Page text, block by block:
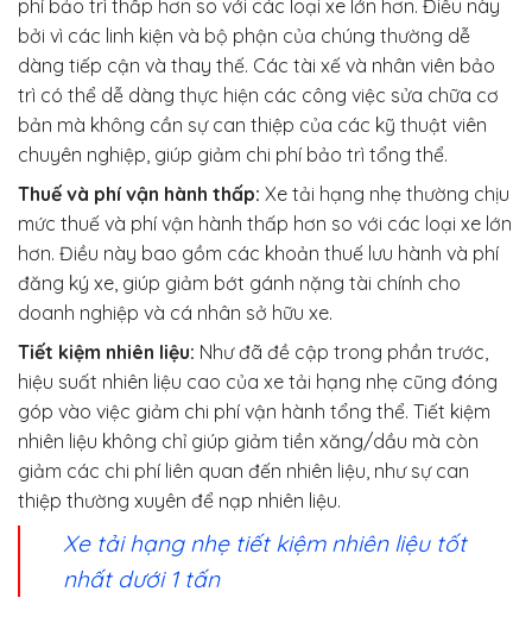
phí bảo trì thấp hơn so với các loại xe lớn hơn. Điều này
bởi vì các linh kiện và bộ phận của chúng thường dễ
dàng tiếp cận và thay thế. Các tài xế và nhân viên bảo
trì có thể dễ dàng thực hiện các công việc sửa chữa cơ
bản mà không cần sự can thiệp của các kỹ thuật viên
chuyên nghiệp, giúp giảm chi phí bảo trì tổng thể.
Thuế và phí vận hành thấp: Xe tải hạng nhẹ thường chịu
mức thuế và phí vận hành thấp hơn so với các loại xe lớn
hơn. Điều này bao gồm các khoản thuế lưu hành và phí
đăng ký xe, giúp giảm bớt gánh nặng tài chính cho
doanh nghiệp và cá nhân sở hữu xe.
Tiết kiệm nhiên liệu: Như đã đề cập trong phần trước,
hiệu suất nhiên liệu cao của xe tải hạng nhẹ cũng đóng
góp vào việc giảm chi phí vận hành tổng thể. Tiết kiệm
nhiên liệu không chỉ giúp giảm tiền xăng/dầu mà còn
giảm các chi phí liên quan đến nhiên liệu, như sự can
thiệp thường xuyên để nạp nhiên liệu.
Xe tải hạng nhẹ tiết kiệm nhiên liệu tốt
nhất dưới 1 tấn